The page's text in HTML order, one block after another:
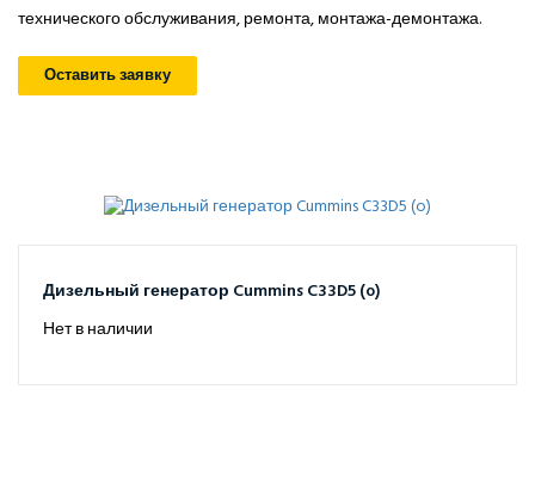
технического обслуживания, ремонта, монтажа-демонтажа.
Оставить заявку
Дизельный генератор Cummins C33D5 (o)
Нет в наличии